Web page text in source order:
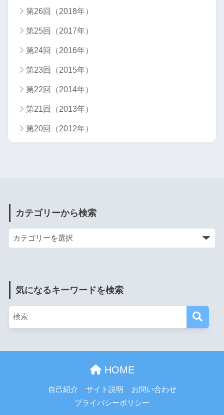
第26回（2018年）
第25回（2017年）
第24回（2016年）
第23回（2015年）
第22回（2014年）
第21回（2013年）
第20回（2012年）
カテゴリーから検索
気になるキーワードを検索
HOME
自己紹介 サイト説明
お問い合わせ
プライバシーポリシー